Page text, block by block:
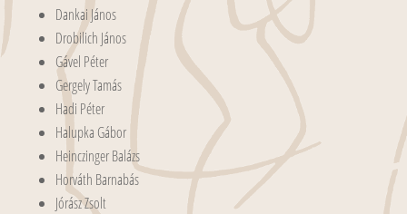
Dankai János
Drobilich János
Gável Péter
Gergely Tamás
Hadi Péter
Halupka Gábor
Heinczinger Balázs
Horváth Barnabás
Jórász Zsolt